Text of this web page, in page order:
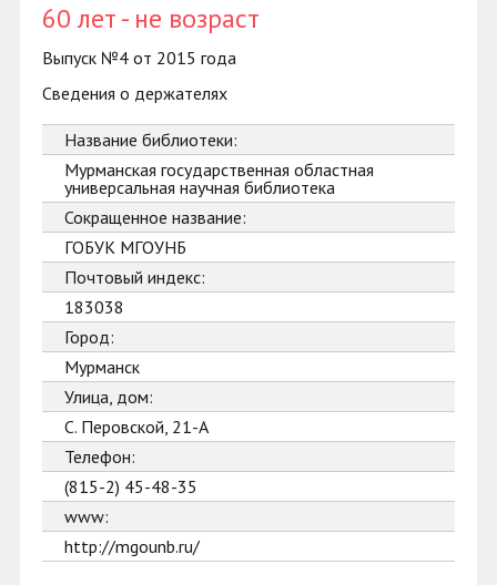
60 лет - не возраст
Выпуск №4 от 2015 года
Сведения о держателях
Название библиотеки:
Мурманская государственная областная
универсальная научная библиотека
Сокращенное название:
ГОБУК МГОУНБ
Почтовый индекс:
183038
Город:
Мурманск
Улица, дом:
С. Перовской, 21-А
Телефон:
(815-2) 45-48-35
www:
http://mgounb.ru/